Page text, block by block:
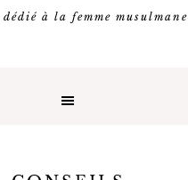
à la femme musulmane